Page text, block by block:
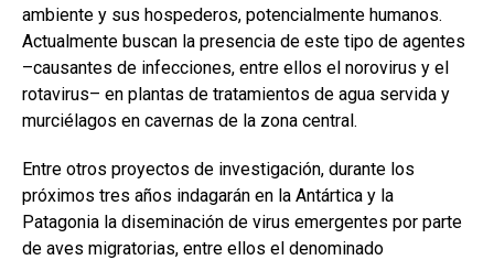
ambiente y sus hospederos, potencialmente humanos.
Actualmente buscan la presencia de este tipo de agentes
–causantes de infecciones, entre ellos el norovirus y el
rotavirus– en plantas de tratamientos de agua servida y
murciélagos en cavernas de la zona central.
Entre otros proyectos de investigación, durante los
próximos tres años indagarán en la Antártica y la
Patagonia la diseminación de virus emergentes por parte
de aves migratorias, entre ellos el denominado